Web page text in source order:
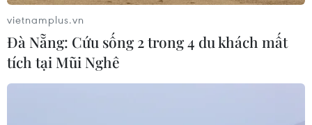
vietnamplus.vn
Đà Nẵng: Cứu sống 2 trong 4 du khách mất
tích tại Mũi Nghê